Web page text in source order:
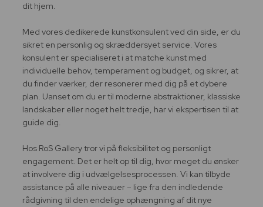
dit hjem.
Med vores dedikerede kunstkonsulent ved din side, er du
sikret en personlig og skræddersyet service. Vores
konsulent er specialiseret i at matche kunst med
individuelle behov, temperament og budget, og sikrer, at
du finder værker, der resonerer med dig på et dybere
plan. Uanset om du er til moderne abstraktioner, klassiske
landskaber eller noget helt tredje, har vi ekspertisen til at
guide dig.
Hos RoS Gallery tror vi på fleksibilitet og personligt
engagement. Det er helt op til dig, hvor meget du ønsker
at involvere dig i udvælgelsesprocessen. Vi kan tilbyde
assistance på alle niveauer – lige fra den indledende
rådgivning til den endelige ophængning af dit nye